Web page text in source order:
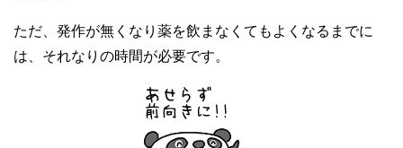
ただ、発作が無くなり薬を飲まなくてもよくなるまでに
は、それなりの時間が必要です。